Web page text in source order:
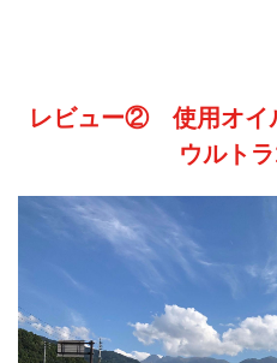
レビュー② 使用オイ
ウルト